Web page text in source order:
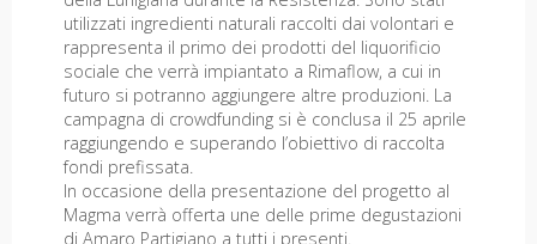
utilizzati ingredienti naturali raccolti dai volontari e
rappresenta il primo dei prodotti del liquorificio
sociale che verrà impiantato a Rimaflow, a cui in
futuro si potranno aggiungere altre produzioni. La
campagna di crowdfunding si è conclusa il 25 aprile
raggiungendo e superando l’obiettivo di raccolta
fondi prefissata.
In occasione della presentazione del progetto al
Magma verrà offerta une delle prime degustazioni
di Amaro Partigiano a tutti i presenti.